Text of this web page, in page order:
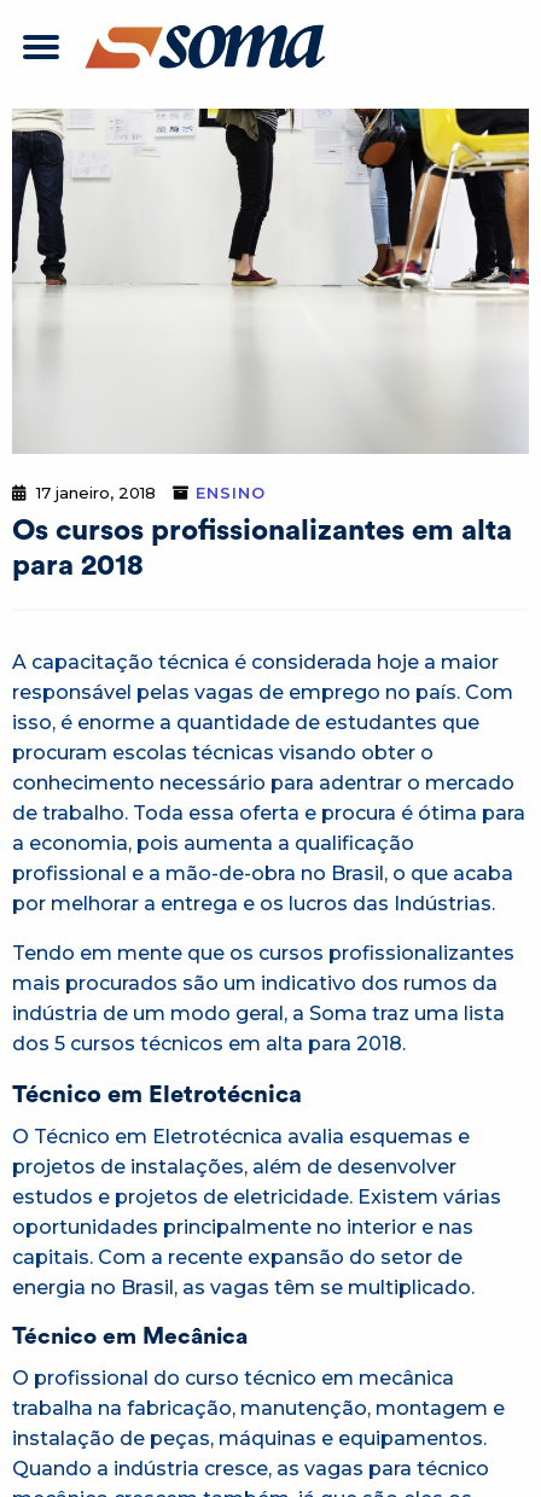
17 janeiro, 2018 ENSINO
Os cursos profissionalizantes em alta
para 2018
A capacitação técnica é considerada hoje a maior
responsável pelas vagas de emprego no país. Com
isso, é enorme a quantidade de estudantes que
procuram escolas técnicas visando obter o
conhecimento necessário para adentrar o mercado
de trabalho. Toda essa oferta e procura é ótima para
a economia, pois aumenta a qualificação
profissional e a mão-de-obra no Brasil, o que acaba
por melhorar a entrega e os lucros das Indústrias.
Tendo em mente que os cursos profissionalizantes
mais procurados são um indicativo dos rumos da
indústria de um modo geral, a Soma traz uma lista
dos 5 cursos técnicos em alta para 2018.
Técnico em Eletrotécnica
O Técnico em Eletrotécnica avalia esquemas e
projetos de instalações, além de desenvolver
estudos e projetos de eletricidade. Existem várias
oportunidades principalmente no interior e nas
capitais. Com a recente expansão do setor de
energia no Brasil, as vagas têm se multiplicado.
Técnico em Mecânica
O profissional do curso técnico em mecânica
trabalha na fabricação, manutenção, montagem e
instalação de peças, máquinas e equipamentos.
Quando a indústria cresce, as vagas para técnico